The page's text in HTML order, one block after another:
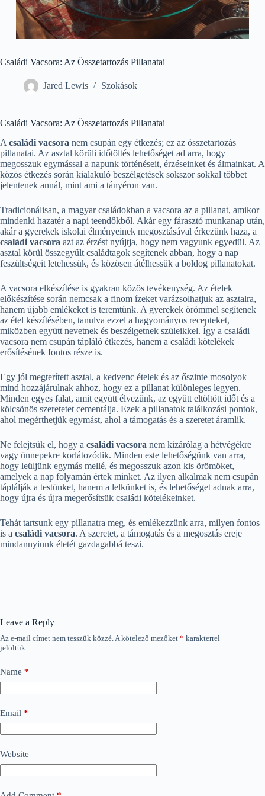
Családi Vacsora: Az Összetartozás Pillanatai
Jared Lewis Szokások
Családi Vacsora: Az Összetartozás Pillanatai
A családi vacsora nem csupán egy étkezés; ez az összetartozás
pillanatai. Az asztal körüli időtöltés lehetőséget ad arra, hogy
megosszuk egymással a napunk történéseit, érzéseinket és álmainkat. A
közös étkezés során kialakuló beszélgetések sokszor sokkal többet
jelentenek annál, mint ami a tányéron van.
Tradicionálisan, a magyar családokban a vacsora az a pillanat, amikor
mindenki hazatér a napi teendőkből. Akár egy fárasztó munkanap után,
akár a gyerekek iskolai élményeinek megosztásával érkezünk haza, a
családi vacsora azt az érzést nyújtja, hogy nem vagyunk egyedül. Az
asztal körül összegyűlt családtagok segítenek abban, hogy a nap
feszültségeit letehessük, és közösen átélhessük a boldog pillanatokat.
A vacsora elkészítése is gyakran közös tevékenység. Az ételek
előkészítése során nemcsak a finom ízeket varázsolhatjuk az asztalra,
hanem újabb emlékeket is teremtünk. A gyerekek örömmel segítenek
az étel készítésében, tanulva ezzel a hagyományos recepteket,
miközben együtt nevetnek és beszélgetnek szüleikkel. Így a családi
vacsora nem csupán tápláló étkezés, hanem a családi kötelékek
erősítésének fontos része is.
Egy jól megterített asztal, a kedvenc ételek és az őszinte mosolyok
mind hozzájárulnak ahhoz, hogy ez a pillanat különleges legyen.
Minden egyes falat, amit együtt élvezünk, az együtt eltöltött időt és a
kölcsönös szeretetet cementálja. Ezek a pillanatok találkozási pontok,
ahol megérthetjük egymást, ahol a támogatás és a szeretet áramlik.
Ne felejtsük el, hogy a családi vacsora nem kizárólag a hétvégékre
vagy ünnepekre korlátozódik. Minden este lehetőségünk van arra,
hogy leüljünk egymás mellé, és megosszuk azon kis örömöket,
amelyek a nap folyamán értek minket. Az ilyen alkalmak nem csupán
táplálják a testünket, hanem a lelkünket is, és lehetőséget adnak arra,
hogy újra és újra megerősítsük családi kötelékeinket.
Tehát tartsunk egy pillanatra meg, és emlékezzünk arra, milyen fontos
is a családi vacsora. A szeretet, a támogatás és a megosztás ereje
mindannyiunk életét gazdagabbá teszi.
Leave a Reply
Az e-mail címet nem tesszük közzé.A kötelező mezőket * karakterrel
jelöltük
Name *
Email *
Website